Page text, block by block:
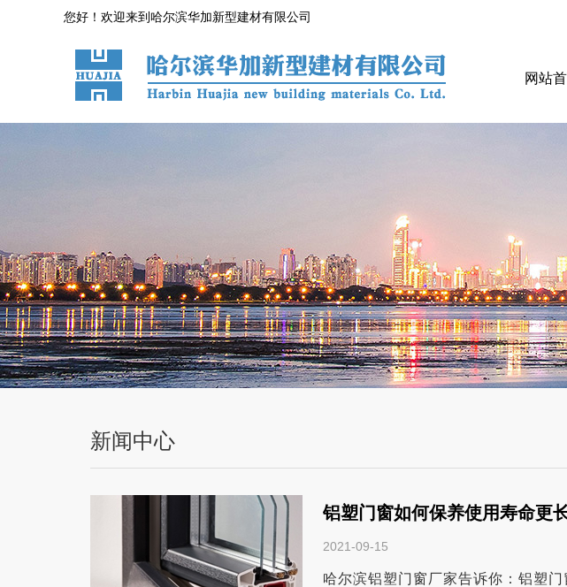
您好！欢迎来到哈尔滨华加新型建材有限公司
网站
新闻中心
铝塑门窗如何保养使用寿命更
2021-09-15
哈尔滨铝塑门窗厂家告诉你：铝塑